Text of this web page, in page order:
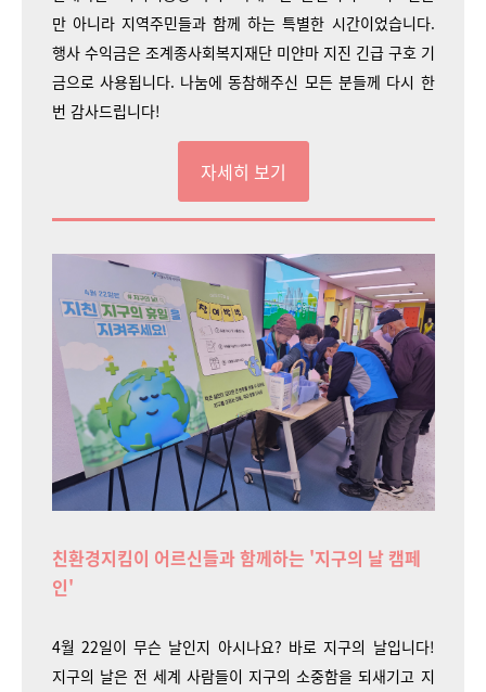
만 아니라 지역주민들과 함께 하는 특별한 시간이었습니다.
행사 수익금은 조계종사회복지재단 미얀마 지진 긴급 구호 기
금으로 사용됩니다. 나눔에 동참해주신 모든 분들께 다시 한
번 감사드립니다!
자세히 보기
친환경지킴이 어르신들과 함께하는 '지구의 날 캠페
인'
4월 22일이 무슨 날인지 아시나요? 바로 지구의 날입니다!
지구의 날은 전 세계 사람들이 지구의 소중함을 되새기고 지